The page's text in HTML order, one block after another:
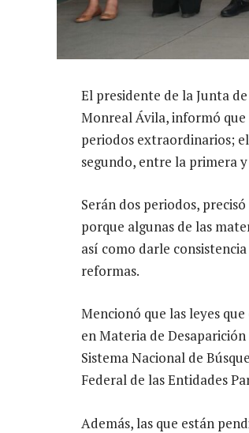
El presidente de la Junta
Monreal Ávila, informó que
periodos extraordinarios;
segundo, entre la primera
Serán dos periodos,
porque algunas de las
así como darle
reformas.
Mencionó que las leyes
en Materia de
Sistema Nacional de
Federal de las Entidades
Además, las que están